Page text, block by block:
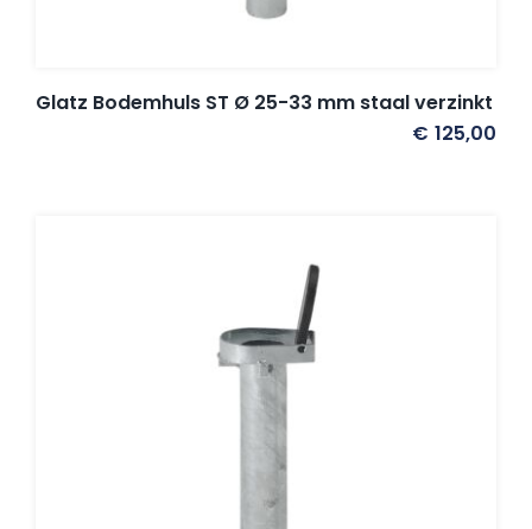
Glatz Bodemhuls ST Ø 25-33 mm staal verzinkt
€ 125,00